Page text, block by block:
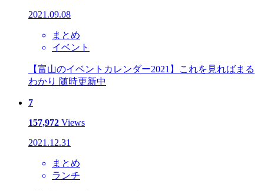
2021.09.08
まとめ
イベント
【富山のイベントカレンダー2021】これを見ればまる
わかり 随時更新中
7
157,972 Views
2021.12.31
まとめ
ランチ